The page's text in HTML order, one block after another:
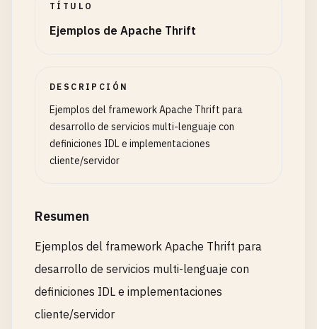
TÍTULO
Ejemplos de Apache Thrift
DESCRIPCIÓN
Ejemplos del framework Apache Thrift para
desarrollo de servicios multi-lenguaje con
definiciones IDL e implementaciones
cliente/servidor
Resumen
Ejemplos del framework Apache Thrift para
desarrollo de servicios multi-lenguaje con
definiciones IDL e implementaciones
cliente/servidor